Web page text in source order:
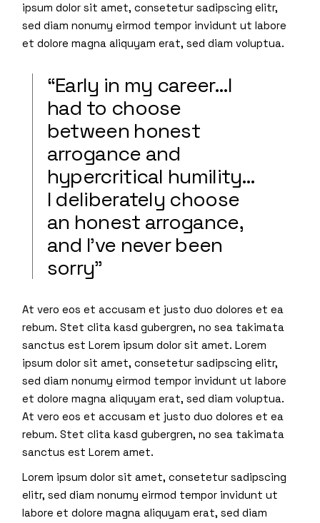
ipsum dolor sit amet, consetetur sadipscing elitr,
sed diam nonumy eirmod tempor invidunt ut labore
et dolore magna aliquyam erat, sed diam voluptua.
“Early in my career…I
had to choose
between honest
arrogance and
hypercritical humility…
I deliberately choose
an honest arrogance,
and I’ve never been
sorry”
At vero eos et accusam et justo duo dolores et ea
rebum. Stet clita kasd gubergren, no sea takimata
sanctus est Lorem ipsum dolor sit amet. Lorem
ipsum dolor sit amet, consetetur sadipscing elitr,
sed diam nonumy eirmod tempor invidunt ut labore
et dolore magna aliquyam erat, sed diam voluptua.
At vero eos et accusam et justo duo dolores et ea
rebum. Stet clita kasd gubergren, no sea takimata
sanctus est Lorem amet.
Lorem ipsum dolor sit amet, consetetur sadipscing
elitr, sed diam nonumy eirmod tempor invidunt ut
labore et dolore magna aliquyam erat, sed diam